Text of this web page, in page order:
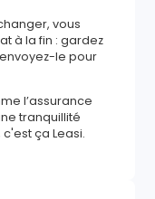
vous
à la fin : gardez
le pour
l’assurance
tranquillité
ça Leasi.